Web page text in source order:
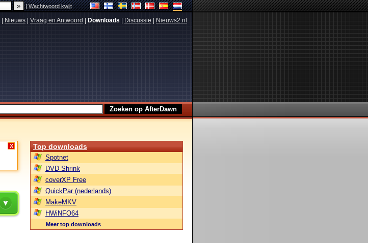
|Wachtwoord kwijt
Nieuws Vraag en Antwoord Downloads Discussie Nieuws2.nl
X Top downloads
Spotnet
DVD Shrink
coverXP Free
QuickPar (nederlands)
MakeMKV
HWiNFO64
Meer top downloads